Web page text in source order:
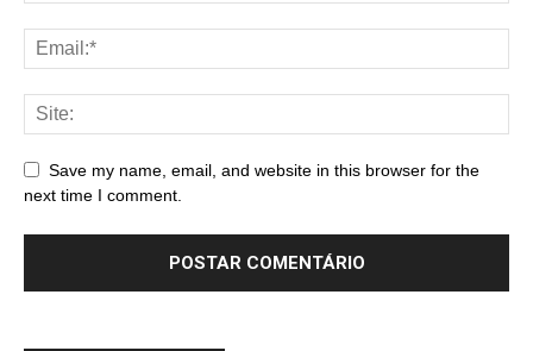
Save my name, email, and website in this browser for the
next time I comment.